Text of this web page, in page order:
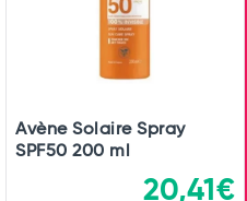
Avène Solaire Spray
SPF50 200 ml
20,41€